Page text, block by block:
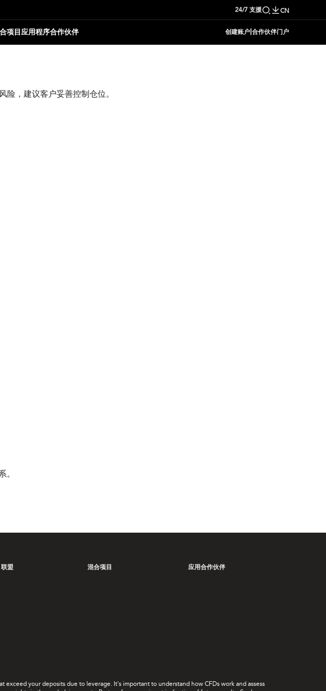
24/7 支援 CN
项目应用程序合作伙伴 创建账户|合作伙伴门户
，建议客户妥善控制仓位。
。
盟 混合项目 应用合作伙伴
your deposits due to leverage. It's important to understand how CFDs work and assess